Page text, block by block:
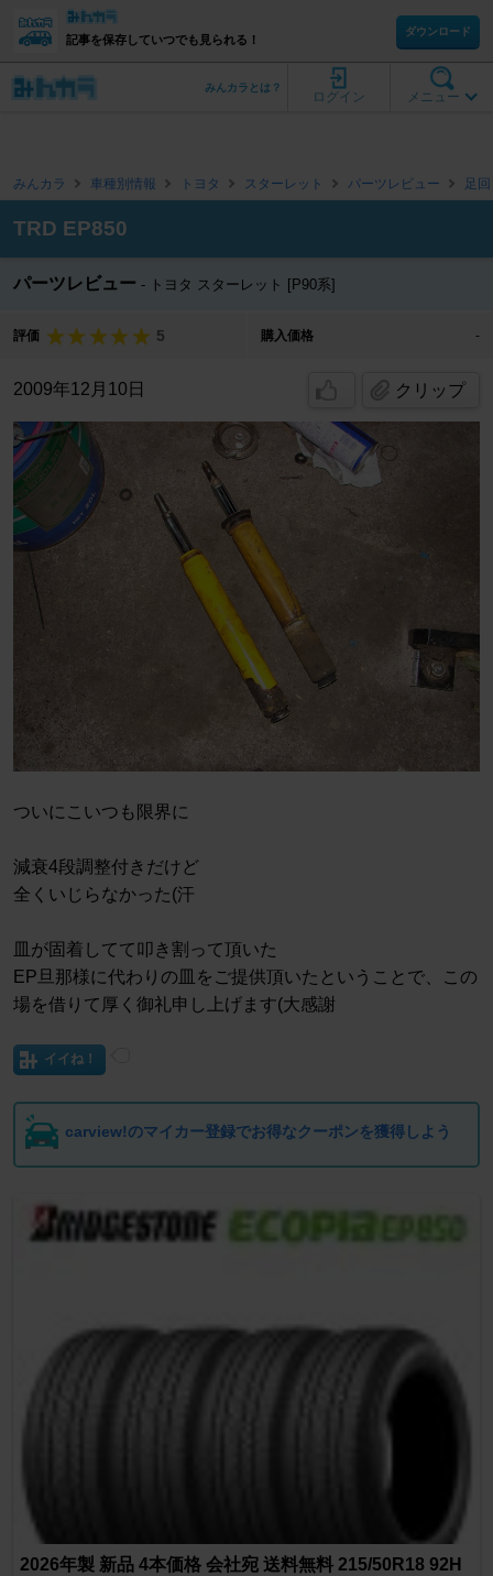
記事を保存していつでも見られる！
ダウンロード
メニュー
ログイン
みんカラとは？
みんカラ 車種別情報 トヨタ スターレット パーツレビュー 足
TRD EP850
パーツレビュー トヨタ スターレット [P90系]
評価 5 購入価格 -
2009年12月10日 クリップ
ついにこいつも限界に
減衰4段調整付きだけど
全くいじらなかった(汗
皿が固着してて叩き割って頂いた
EP旦那様に代わりの皿をご提供頂いたということで、この
場を借りて厚く御礼申し上げます(大感謝
イイね！
carview!のマイカー登録でお得なクーポンを獲得しよう
2026年製 新品 4本価格 会社宛 送料無料 215/50R18 92H